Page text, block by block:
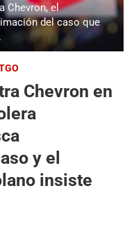
Chevron, el
del caso que
Chevron en
y el
insiste